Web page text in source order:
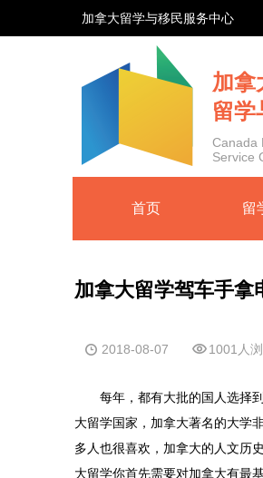
加拿大留学与移民服务中心
加拿
留学
Canada
Service
首页 留
加拿大留学驾车手拿
2018-08-07 1001人
每年，都有大批的国人选择到
大留学国家，加拿大著名的大学
多人也很喜欢，加拿大的人文历
大留学你首先需要对加拿大有最